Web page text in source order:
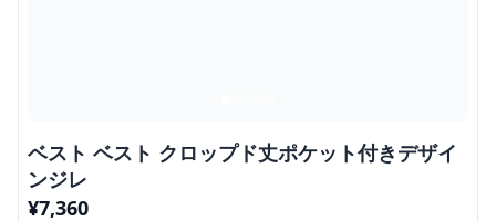
ベスト ベスト クロップド丈ポケット付きデザイ
ンジレ
¥7,360